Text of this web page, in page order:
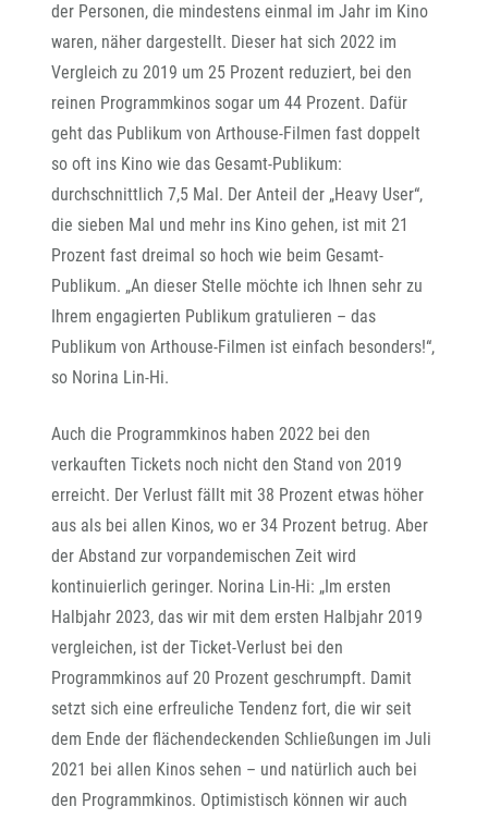
der Personen, die mindestens einmal im Jahr im Kino
waren, näher dargestellt. Dieser hat sich 2022 im
Vergleich zu 2019 um 25 Prozent reduziert, bei den
reinen Programmkinos sogar um 44 Prozent. Dafür
geht das Publikum von Arthouse-Filmen fast doppelt
so oft ins Kino wie das Gesamt-Publikum:
durchschnittlich 7,5 Mal. Der Anteil der „Heavy User“,
die sieben Mal und mehr ins Kino gehen, ist mit 21
Prozent fast dreimal so hoch wie beim Gesamt-
Publikum. „An dieser Stelle möchte ich Ihnen sehr zu
Ihrem engagierten Publikum gratulieren – das
Publikum von Arthouse-Filmen ist einfach besonders!“,
so Norina Lin-Hi.
Auch die Programmkinos haben 2022 bei den
verkauften Tickets noch nicht den Stand von 2019
erreicht. Der Verlust fällt mit 38 Prozent etwas höher
aus als bei allen Kinos, wo er 34 Prozent betrug. Aber
der Abstand zur vorpandemischen Zeit wird
kontinuierlich geringer. Norina Lin-Hi: „Im ersten
Halbjahr 2023, das wir mit dem ersten Halbjahr 2019
vergleichen, ist der Ticket-Verlust bei den
Programmkinos auf 20 Prozent geschrumpft. Damit
setzt sich eine erfreuliche Tendenz fort, die wir seit
dem Ende der flächendeckenden Schließungen im Juli
2021 bei allen Kinos sehen – und natürlich auch bei
den Programmkinos. Optimistisch können wir auch